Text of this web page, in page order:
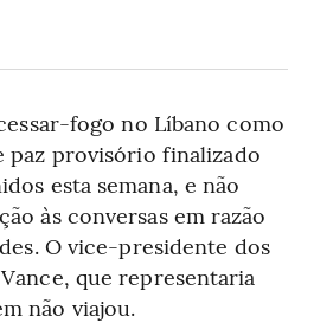
fogo no Líbano como
paz provisório finalizado
esta semana, e não
às conversas em razão
O vice-presidente dos
que representaria
não viajou.